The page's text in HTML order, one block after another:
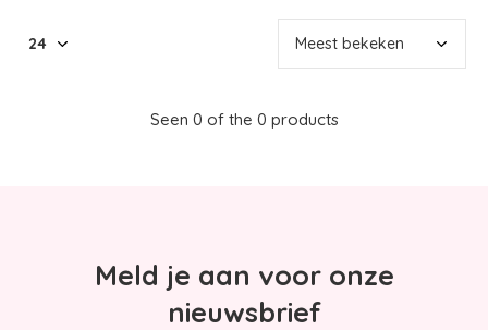
Seen 0 of the 0 products
Meld je aan voor onze
nieuwsbrief